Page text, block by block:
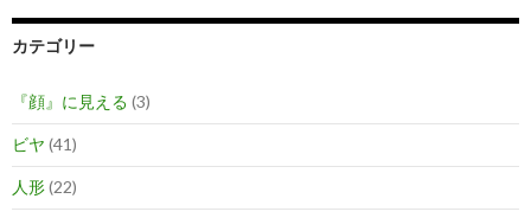
カテゴリー
『顔』に見える (3)
ビヤ (41)
人形(22)